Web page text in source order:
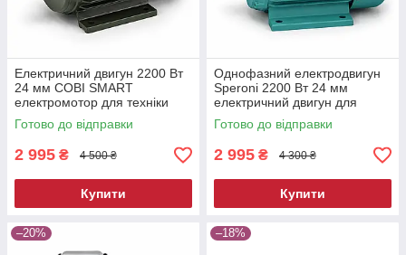
Електричний двигун 2200 Вт
24 мм COBI SMART
електромотор для техніки
двигун для електротехніки
електричний мотор
Готово до відправки
2 995 ₴ 4 500 ₴
Купити
Однофазний електродвигун
Speroni 2200 Вт 24 мм
електричний двигун для
техніки двигун для
електротехніки двигуни
Готово до відправки
2 995 ₴ 4 300 ₴
Купити
–20% –18%